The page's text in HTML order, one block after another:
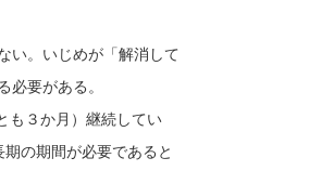
。いじめが「解消して
要がある。
も３か月）継続してい
の期間が必要であると